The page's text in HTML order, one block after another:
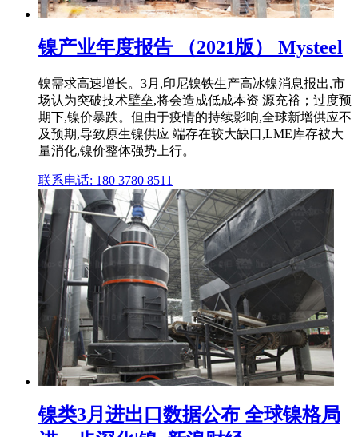
镍产业年度报告 （2021版） Mysteel
镍需求高速增长。3月,印尼镍铁生产高冰镍消息报出,市
场认为突破技术壁垒,将会造成低成本资 源充裕；过度预
期下,镍价暴跌。但由于疫情的持续影响,全球新增供应不
及预期,导致原生镍供应 端存在较大缺口,LME库存被大
量消化,镍价整体强势上行。
联系电话: 180 3780 8511
镍类3月进出口数据公布 全球镍格局